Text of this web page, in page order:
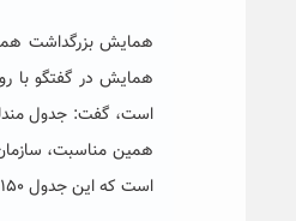
همایش بزرگداشت
است، گفت: جدول
همین مناسبت، سازمان ملل متحد و
است که این جدول ۱۵۰ ساله، هنوز در حال رشد است و در سال ۲۰۱۶، چهار عنصر جدید به آن اضافه شدند!